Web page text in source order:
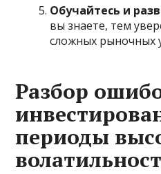
Обучайтесь и
вы знаете, тем
сложных рыночных
Разбор
периоды